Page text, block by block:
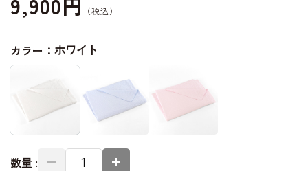
カラー： ホワイト
数量 :